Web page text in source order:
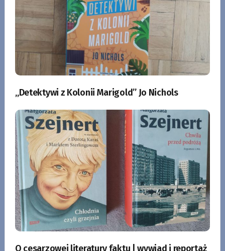
„Detektywi z Kolonii Marigold” Jo Nichols
O cesarzowej literatury faktu | wywiad i reportaż